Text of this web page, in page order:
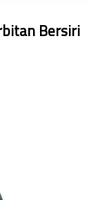
Bersiri